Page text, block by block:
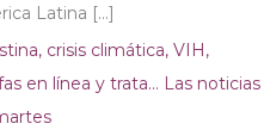
Latina […]
crisis climática, VIH,
en línea y trata… Las noticias